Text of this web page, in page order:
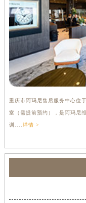
重庆市阿玛尼售后服务中心位
室（需提前预约），是阿玛尼
训....详情 >